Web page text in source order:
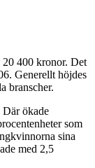
20 400 kronor. Det
Generellt höjdes
branscher.
Där ökade
som
sina
med 2,5